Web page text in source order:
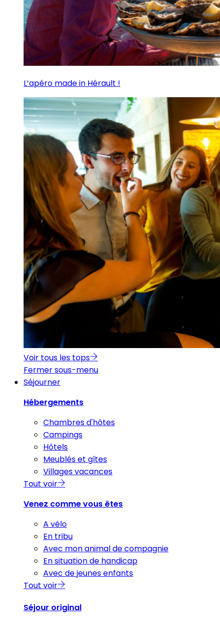
L’apéro made in Hérault !
Voir tous les tops
Fermer sous-menu
Séjourner
Hébergements
Chambres d'hôtes
Campings
Hôtels
Meublés et gîtes
Villages vacances
Tout voir
Venez comme vous êtes
A vélo
En tribu
Avec mon animal de compagnie
En situation de handicap
Avec de jeunes enfants
Tout voir
Séjour original